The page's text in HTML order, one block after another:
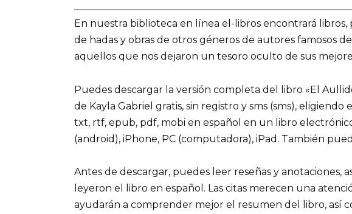
En nuestra biblioteca en línea el-libros encontrará libros,
de hadas y obras de otros géneros de autores famosos
aquellos que nos dejaron un tesoro oculto de sus
Puedes descargar la versión completa del libro «El
de Kayla Gabriel gratis, sin registro y sms (sms),
txt, rtf, epub, pdf, mobi en español en un libro
(android), iPhone, PC (computadora), iPad. También
Antes de descargar, puedes leer reseñas y anotaciones,
leyeron el libro en español. Las citas merecen una
ayudarán a comprender mejor el resumen del libro, así